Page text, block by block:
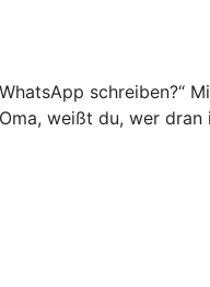
weißt du, wer